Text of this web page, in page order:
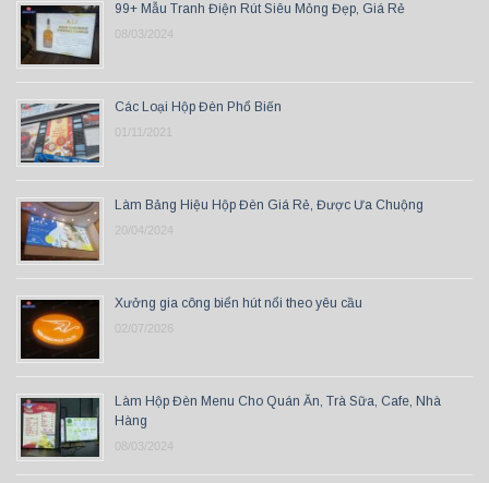
99+ Mẫu Tranh Điện Rút Siêu Mỏng Đẹp, Giá Rẻ
08/03/2024
Các Loại Hộp Đèn Phổ Biến
01/11/2021
Làm Bảng Hiệu Hộp Đèn Giá Rẻ, Được Ưa Chuộng
20/04/2024
Xưởng gia công biển hút nổi theo yêu cầu
02/07/2026
Làm Hộp Đèn Menu Cho Quán Ăn, Trà Sữa, Cafe, Nhà
Hàng
08/03/2024